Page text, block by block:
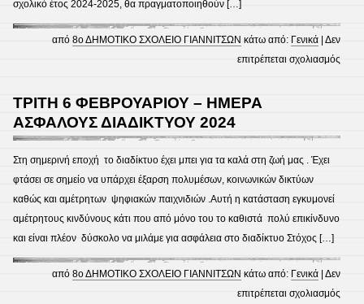
σχολικό έτος 2024-2025, θα πραγματοποιηθούν […]
από8ο ΔΗΜΟΤΙΚΟ ΣΧΟΛΕΙΟ ΓΙΑΝΝΙΤΣΩΝ κάτω από: Γενικά |Δεν
επιτρέπεται σχολιασμός
ΤΡΙΤΗ 6 ΦΕΒΡΟΥΑΡΙΟΥ – ΗΜΕΡΑ
ΑΣΦΑΛΟΥΣ ΔΙΑΔΙΚΤΥΟΥ 2024
Στη σημερινή εποχή το διαδίκτυο έχει μπει για τα καλά στη ζωή μας . Έχει
φτάσει σε σημείο να υπάρχει έξαρση πολυμέσων, κοινωνικών δικτύων
καθώς και αμέτρητων ψηφιακών παιχνιδιών .Αυτή η κατάσταση εγκυμονεί
αμέτρητους κινδύνους κάτι που από μόνο του το καθιστά πολύ επικίνδυνο
και είναι πλέον δύσκολο να μιλάμε για ασφάλεια στο διαδίκτυο Στόχος […]
από8ο ΔΗΜΟΤΙΚΟ ΣΧΟΛΕΙΟ ΓΙΑΝΝΙΤΣΩΝ κάτω από: Γενικά |Δεν
επιτρέπεται σχολιασμός